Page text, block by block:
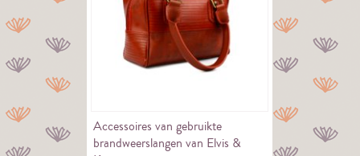
Accessoires van gebruikte
brandweerslangen van Elvis &